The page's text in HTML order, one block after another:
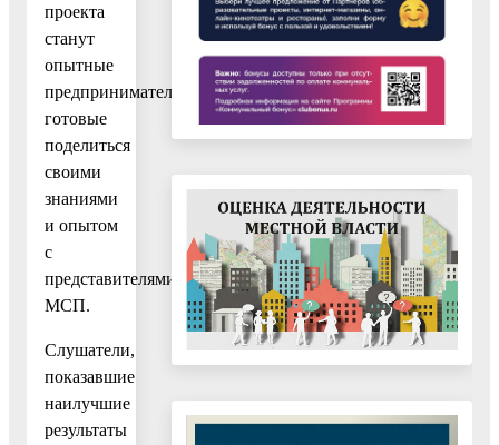
проекта
станут
опытные
предприниматели,
готовые
поделиться
своими
знаниями
и опытом
с
представителями
МСП.
Слушатели,
показавшие
наилучшие
результаты